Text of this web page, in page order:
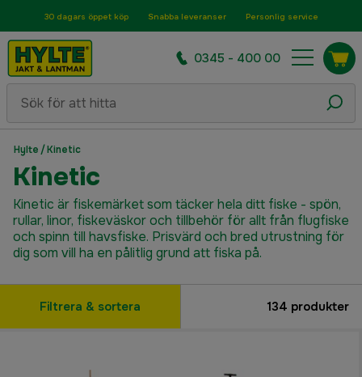
30 dagars öppet köp Snabba leveranser Personlig service
0345 - 400 00
Hylte /Kinetic
Kinetic
Kinetic är fiskemärket som täcker hela ditt fiske - spön,
rullar, linor, fiskeväskor och tillbehör för allt från flugfiske
och spinn till havsfiske. Prisvärd och bred utrustning för
dig som vill ha en pålitlig grund att fiska på.
Filtrera & sortera 134 produkter